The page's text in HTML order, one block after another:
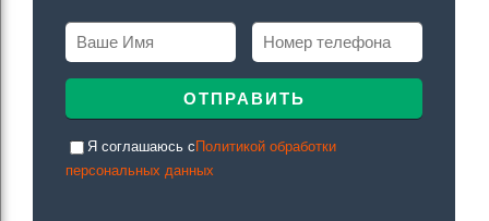
Я соглашаюсь c Политикой обработки
персональных данных